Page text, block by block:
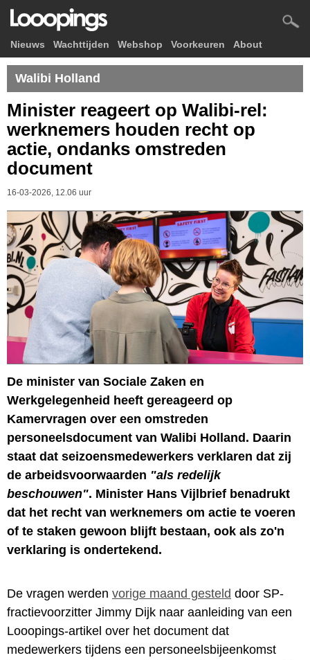
Nieuws Wachttijden Webshop Voorkeuren About
Walibi Holland
Minister reageert op Walibi-rel:
werknemers houden recht op
actie, ondanks omstreden
document
16-03-2026, 12.06 uur
De minister van Sociale Zaken en
Werkgelegenheid heeft gereageerd op
Kamervragen over een omstreden
personeelsdocument van Walibi Holland. Daarin
staat dat seizoensmedewerkers verklaren dat zij
de arbeidsvoorwaarden "als redelijk
beschouwen". Minister Hans Vijlbrief benadrukt
dat het recht van werknemers om actie te voeren
of te staken gewoon blijft bestaan, ook als zo'n
verklaring is ondertekend.
De vragen werden vorige maand gesteld door SP-
fractievoorzitter Jimmy Dijk naar aanleiding van een
Looopings-artikel over het document dat
medewerkers tijdens een personeelsbijeenkomst